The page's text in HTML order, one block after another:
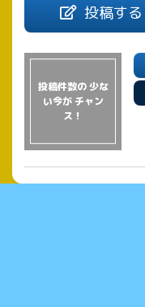
投稿する
投稿件数の 少な
い今が チャン
ス！